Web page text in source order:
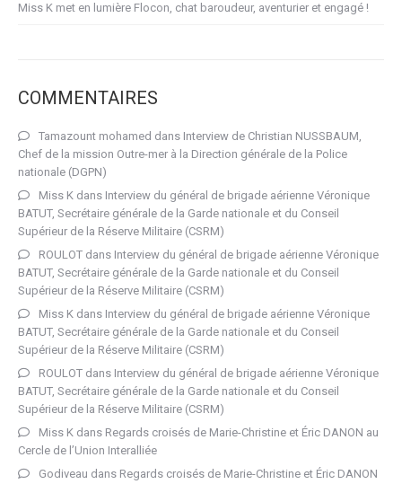
Miss K met en lumière Flocon, chat baroudeur, aventurier et engagé !
COMMENTAIRES
Tamazount mohamed dans Interview de Christian NUSSBAUM,
Chef de la mission Outre-mer à la Direction générale de la Police
nationale (DGPN)
Miss K dans Interview du général de brigade aérienne Véronique
BATUT, Secrétaire générale de la Garde nationale et du Conseil
Supérieur de la Réserve Militaire (CSRM)
ROULOT dans Interview du général de brigade aérienne Véronique
BATUT, Secrétaire générale de la Garde nationale et du Conseil
Supérieur de la Réserve Militaire (CSRM)
Miss K dans Interview du général de brigade aérienne Véronique
BATUT, Secrétaire générale de la Garde nationale et du Conseil
Supérieur de la Réserve Militaire (CSRM)
ROULOT dans Interview du général de brigade aérienne Véronique
BATUT, Secrétaire générale de la Garde nationale et du Conseil
Supérieur de la Réserve Militaire (CSRM)
Miss K dans Regards croisés de Marie-Christine et Éric DANON au
Cercle de l’Union Interalliée
Godiveau dans Regards croisés de Marie-Christine et Éric DANON